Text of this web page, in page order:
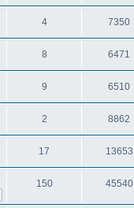
4 7350
8 6471
9 6510
2 8862
17 13653
150 45540